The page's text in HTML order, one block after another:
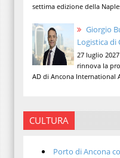
settima edizione della
Giorgio
Logistica di
27 luglio
rinnova la
AD di Ancona International
CULTURA
Porto di Ancona